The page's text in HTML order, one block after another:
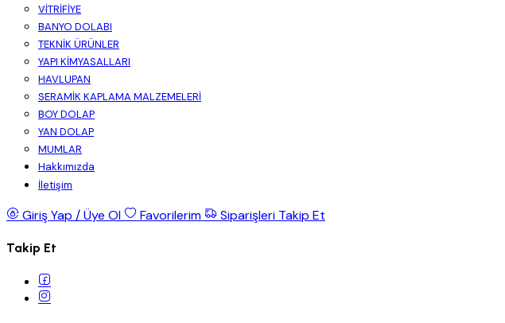
VİTRİFİYE
BANYO DOLABI
TEKNİK ÜRÜNLER
YAPI KİMYASALLARI
HAVLUPAN
SERAMİK KAPLAMA MALZEMELERİ
BOY DOLAP
YAN DOLAP
MUMLAR
Hakkımızda
İletişim
Giriş Yap / Üye Ol Favorilerim Siparişleri Takip Et
Takip Et